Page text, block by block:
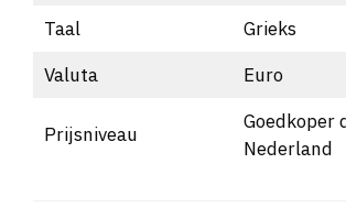
Nederland